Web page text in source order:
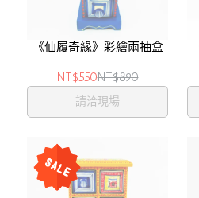
《仙履奇緣》彩繪兩抽盒
NT$550NT$890
請洽現場